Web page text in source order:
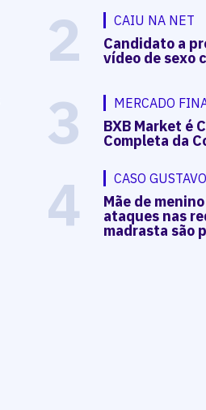
2 CAIU NA NET
Candidato a
vídeo de sexo
3 MERCADO
BXB Market é
Completa da
4 CASO
Mãe de
ataques nas
madrasta são